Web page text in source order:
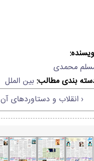
محمدی
بندی مطالب:بین الملل
‹ انقلاب و دستاوردهای آن